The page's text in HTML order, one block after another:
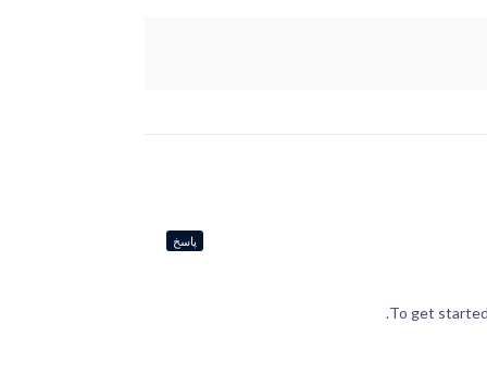
To get
پاسخ